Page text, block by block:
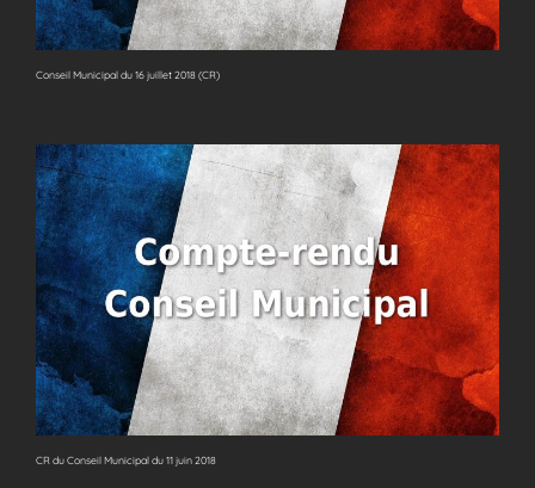
Conseil Municipal du 16 juillet 2018 (CR)
CR du Conseil Municipal du 11 juin 2018